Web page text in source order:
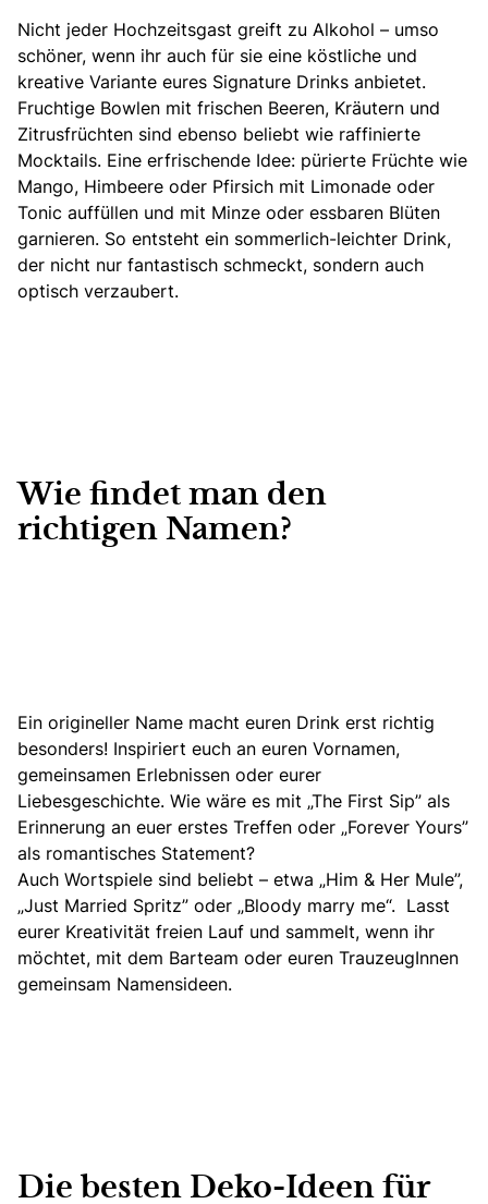
Nicht jeder Hochzeitsgast greift zu Alkohol – umso
schöner, wenn ihr auch für sie eine köstliche und
kreative Variante eures Signature Drinks anbietet.
Fruchtige Bowlen mit frischen Beeren, Kräutern und
Zitrusfrüchten sind ebenso beliebt wie raffinierte
Mocktails. Eine erfrischende Idee: pürierte Früchte wie
Mango, Himbeere oder Pfirsich mit Limonade oder
Tonic auffüllen und mit Minze oder essbaren Blüten
garnieren. So entsteht ein sommerlich-leichter Drink,
der nicht nur fantastisch schmeckt, sondern auch
optisch verzaubert.
Wie findet man den
richtigen Namen?
Ein origineller Name macht euren Drink erst richtig
besonders! Inspiriert euch an euren Vornamen,
gemeinsamen Erlebnissen oder eurer
Liebesgeschichte. Wie wäre es mit „The First Sip” als
Erinnerung an euer erstes Treffen oder „Forever Yours”
als romantisches Statement?
Auch Wortspiele sind beliebt – etwa „Him & Her Mule”,
„Just Married Spritz” oder „Bloody marry me“. Lasst
eurer Kreativität freien Lauf und sammelt, wenn ihr
möchtet, mit dem Barteam oder euren TrauzeugInnen
gemeinsam Namensideen.
Die besten Deko-Ideen für